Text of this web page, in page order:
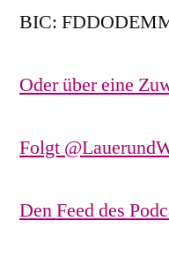
BIC:
Oder über eine
Folgt
Den Feed des